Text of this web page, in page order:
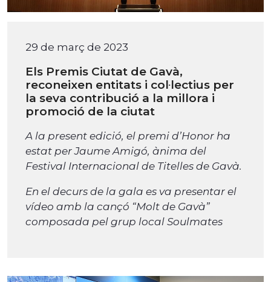
29 de març de 2023
Els Premis Ciutat de Gavà,
reconeixen entitats i col·lectius per
la seva contribució a la millora i
promoció de la ciutat
A la present edició, el premi d’Honor ha
estat per Jaume Amigó, ànima del
Festival Internacional de Titelles de Gavà.
En el decurs de la gala es va presentar el
vídeo amb la cançó “Molt de Gavà”
composada pel grup local Soulmates